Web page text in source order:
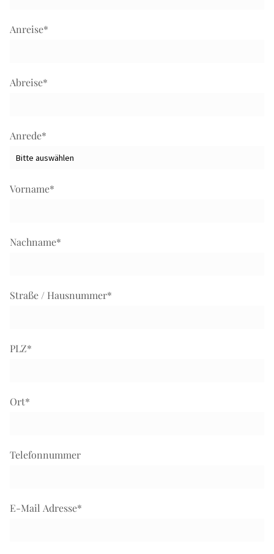
Anreise*
Abreise*
Anrede*
Vorname*
Nachname*
Straße / Hausnummer*
PLZ*
Ort*
Telefonnummer
E-Mail Adresse*